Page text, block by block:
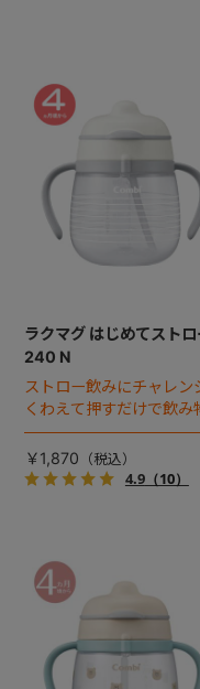
ラクマグ はじめてストロ
240 N
ストロー飲みにチャレン
くわえて押すだけで飲み
出る、はじめてストロー
新パッケージ対応品
￥1,870
4.9（10）